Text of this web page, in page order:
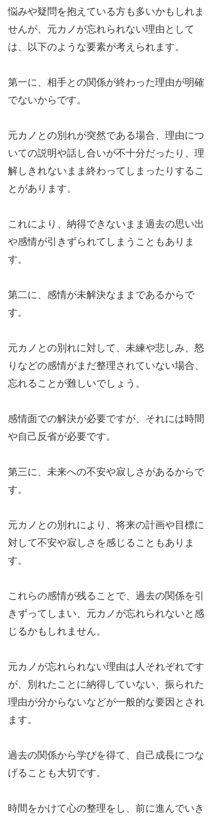
悩みや疑問を抱えている方も多いかもしれま
せんが、元カノが忘れられない理由として
は、以下のような要素が考えられます。
第一に、相手との関係が終わった理由が明確
でないからです。
元カノとの別れが突然である場合、理由につ
いての説明や話し合いが不十分だったり、理
解しきれないまま終わってしまったりするこ
とがあります。
これにより、納得できないまま過去の思い出
や感情が引きずられてしまうこともありま
す。
第二に、感情が未解決なままであるからで
す。
元カノとの別れに対して、未練や悲しみ、怒
りなどの感情がまだ整理されていない場合、
忘れることが難しいでしょう。
感情面での解決が必要ですが、それには時間
や自己反省が必要です。
第三に、未来への不安や寂しさがあるからで
す。
元カノとの別れにより、将来の計画や目標に
対して不安や寂しさを感じることもありま
す。
これらの感情が残ることで、過去の関係を引
きずってしまい、元カノが忘れられないと感
じるかもしれません。
元カノが忘れられない理由は人それぞれです
が、別れたことに納得していない、振られた
理由が分からないなどが一般的な要因とされ
ます。
過去の関係から学びを得て、自己成長につな
げることも大切です。
時間をかけて心の整理をし、前に進んでいき